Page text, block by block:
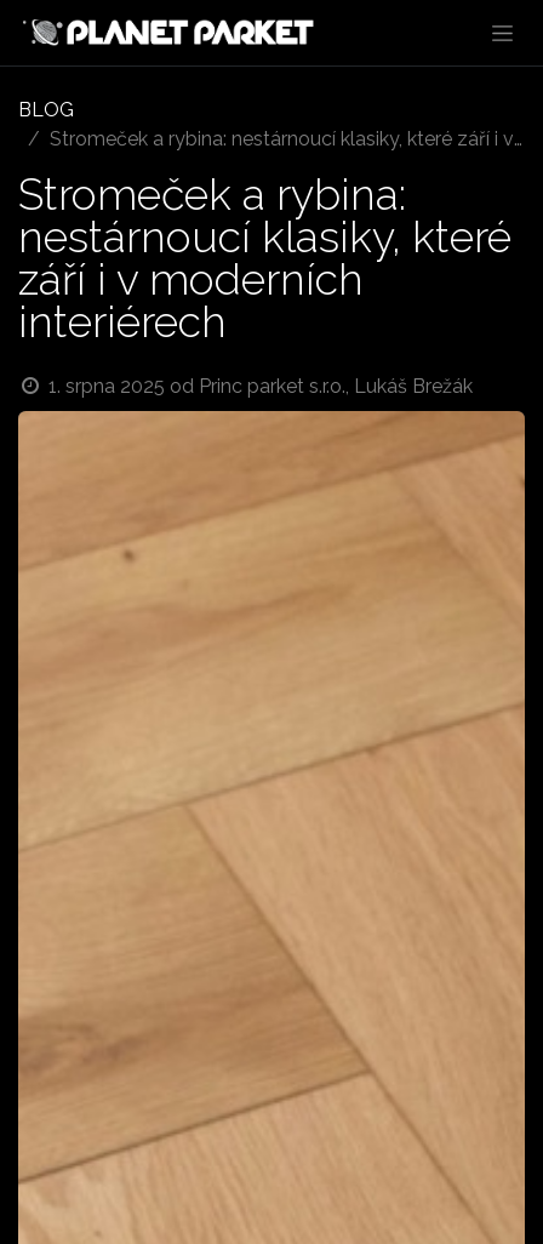
BLOG
Stromeček a rybina: nestárnoucí klasiky, které září i v moderních interiérech
Stromeček a rybina:
nestárnoucí klasiky, které
září i v moderních
interiérech
1. srpna 2025 od Princ parket s.r.o., Lukáš Brežák